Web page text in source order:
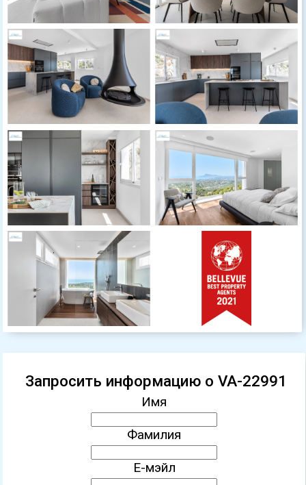
Запросить информацию о VA-22991
Имя
Фамилия
Е-мэйл